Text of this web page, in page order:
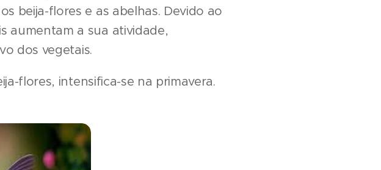
beija-flores e as abelhas. Devido ao
aumentam a sua atividade,
dos vegetais.
flores, intensifica-se na primavera.